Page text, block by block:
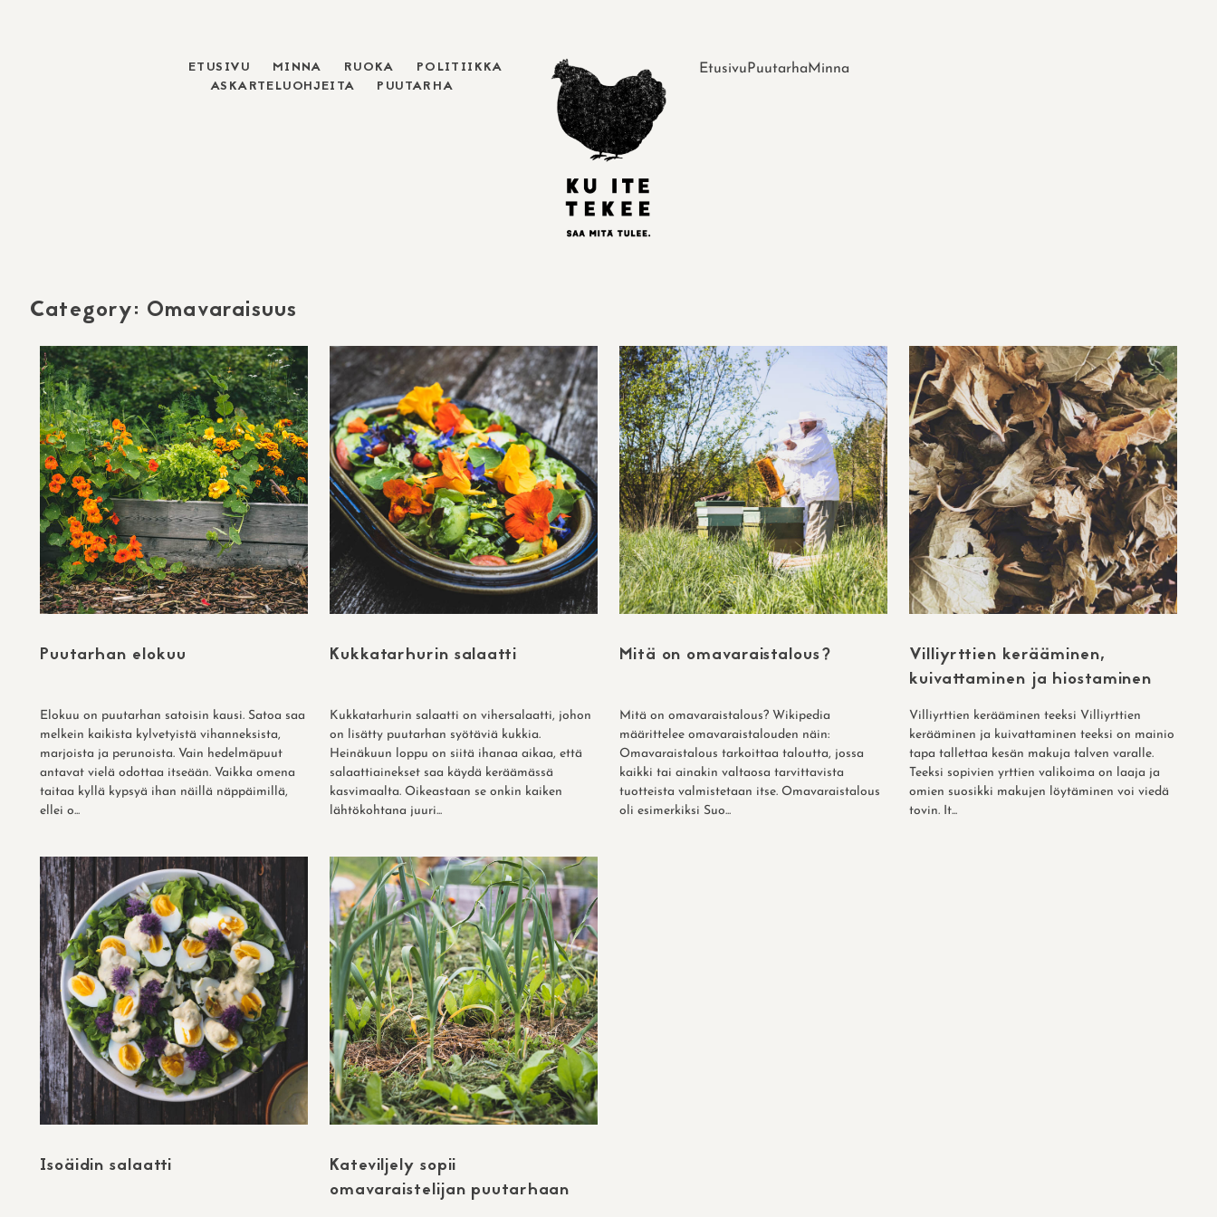
ETUSIVU MINNA RUOKA
POLITIIKKA
ASKARTELUOHJEITA
PUUTARHA
Etusivu Puutarha Minna
Category: Omavaraisuus
Puutarhan elokuu
Elokuu on puutarhan satoisin kausi. Satoa saa
melkein kaikista kylvetyistä vihanneksista,
marjoista ja perunoista. Vain hedelmäpuut
antavat vielä odottaa itseään. Vaikka omena
taitaa kyllä kypsyä ihan näillä näppäimillä,
ellei o...
Kukkatarhurin salaatti
Kukkatarhurin salaatti on vihersalaatti, johon
on lisätty puutarhan syötäviä kukkia.
Heinäkuun loppu on siitä ihanaa aikaa, että
salaattiainekset saa käydä keräämässä
kasvimaalta. Oikeastaan se onkin kaiken
lähtökohtana juuri...
Mitä on omavaraistalous?
Mitä on omavaraistalous? Wikipedia
määrittelee omavaraistalouden näin:
Omavaraistalous tarkoittaa taloutta, jossa
kaikki tai ainakin valtaosa tarvittavista
tuotteista valmistetaan itse. Omavaraistalous
oli esimerkiksi Suo...
Villiyrttien kerääminen,
kuivattaminen ja hiostaminen
Villiyrttien kerääminen teeksi Villiyrttien
kerääminen ja kuivattaminen teeksi on mainio
tapa tallettaa kesän makuja talven varalle.
Teeksi sopivien yrttien valikoima on laaja ja
omien suosikki makujen löytäminen voi viedä
tovin. It...
Isoäidin salaatti
Kateviljely sopii
omavaraistelijan puutarhaan